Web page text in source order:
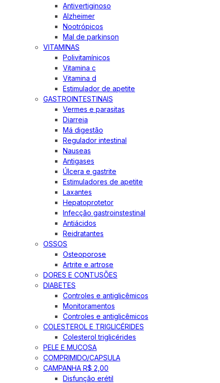
Antivertiginoso
Alzheimer
Nootrópicos
Mal de parkinson
VITAMINAS
Polivitamínicos
Vitamina c
Vitamina d
Estimulador de apetite
GASTROINTESTINAIS
Vermes e parasitas
Diarreia
Má digestão
Regulador intestinal
Nauseas
Antigases
Úlcera e gastrite
Estimuladores de apetite
Laxantes
Hepatoprotetor
Infecção gastroinstestinal
Antiácidos
Reidratantes
OSSOS
Osteoporose
Artrite e artrose
DORES E CONTUSÕES
DIABETES
Controles e antiglicêmicos
Monitoramentos
Controles e antiglicêmicos
COLESTEROL E TRIGLICÉRIDES
Colesterol triglicérides
PELE E MUCOSA
COMPRIMIDO/CAPSULA
CAMPANHA R$ 2,00
Disfunção erétil